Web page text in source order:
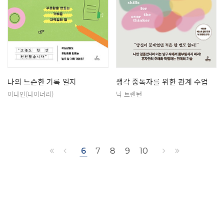
나의 느슨한 기록 일지
이다인(다이너리)
생각 중독자를 위한 관계 수업
닉 트렌턴
6 7 8 9 10